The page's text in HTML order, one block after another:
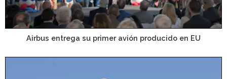
Airbus entrega su primer avión producido en EU